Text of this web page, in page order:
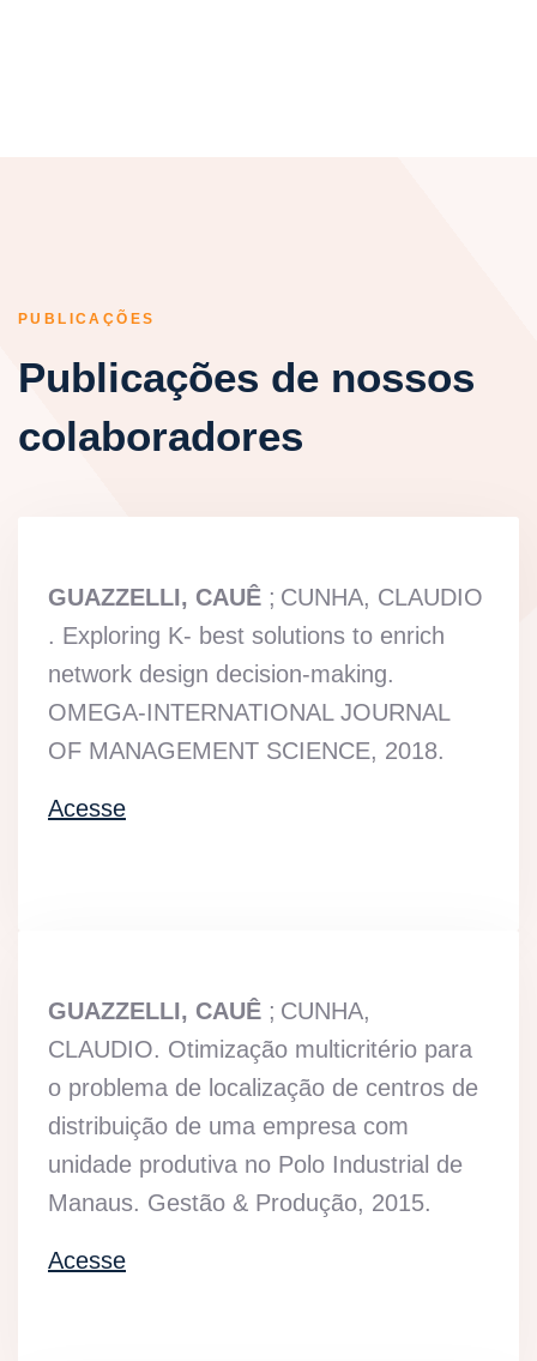
PUBLICAÇÕES
Publicações de nossos
colaboradores
GUAZZELLI, CAUÊ ; CUNHA, CLAUDIO
. Exploring K- best solutions to enrich
network design decision-making.
OMEGA-INTERNATIONAL JOURNAL
OF MANAGEMENT SCIENCE, 2018.
Acesse
GUAZZELLI, CAUÊ ; CUNHA,
CLAUDIO. Otimização multicritério para
o problema de localização de centros de
distribuição de uma empresa com
unidade produtiva no Polo Industrial de
Manaus. Gestão & Produção, 2015.
Acesse